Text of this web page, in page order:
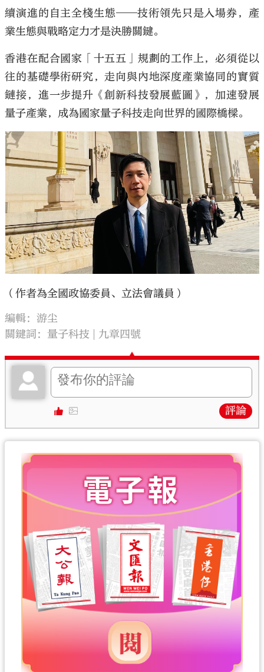
續演進的自主全棧生態——技術領先只是入場券，產
業生態與戰略定力才是決勝關鍵。
香港在配合國家「十五五」規劃的工作上，必須從以
往的基礎學術研究，走向與內地深度產業協同的實質
鏈接，進一步提升《創新科技發展藍圖》，加速發展
量子產業，成為國家量子科技走向世界的國際橋樑。
（作者為全國政協委員、立法會議員）
編輯：游尘
關鍵詞：量子科技 九章四號
評論